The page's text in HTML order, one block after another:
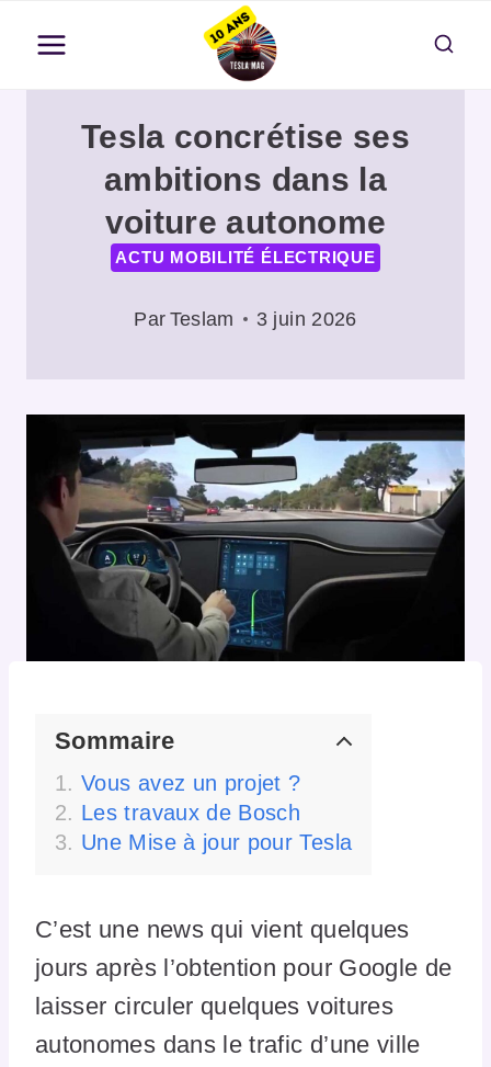
contenu
Tesla concrétise ses
ambitions dans la
voiture autonome
ACTU MOBILITÉ ÉLECTRIQUE
Par Teslam 3 juin 2026
Sommaire
Vous avez un projet ?
Les travaux de Bosch
Une Mise à jour pour Tesla
C’est une news qui vient quelques
jours après l’obtention pour Google de
laisser circuler quelques voitures
autonomes dans le trafic d’une ville